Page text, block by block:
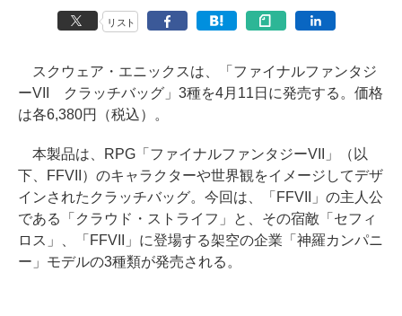
リスト
スクウェア・エニックスは、「ファイナルファンタジ
ーVII クラッチバッグ」3種を4月11日に発売する。価格
は各6,380円（税込）。
本製品は、RPG「ファイナルファンタジーVII」（以
下、FFVII）のキャラクターや世界観をイメージしてデザ
インされたクラッチバッグ。今回は、「FFVII」の主人公
である「クラウド・ストライフ」と、その宿敵「セフィ
ロス」、「FFVII」に登場する架空の企業「神羅カンパニ
ー」モデルの3種類が発売される。